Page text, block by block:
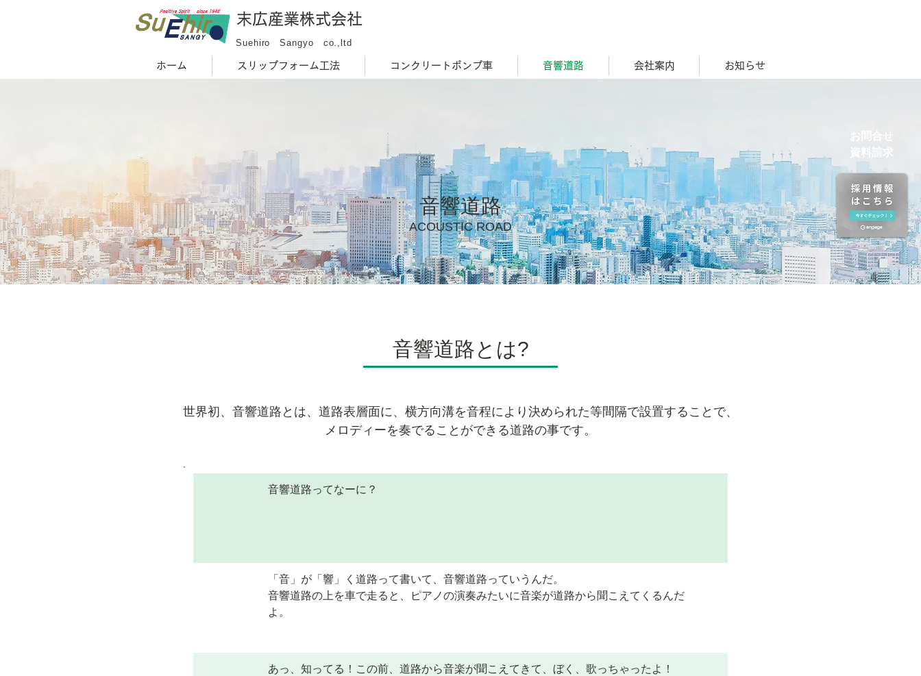
お問合せ
資料請求
末広産業株式会社
Suehiro Sangyo co.,ltd
ホーム スリップフォーム工法 コンクリートポンプ車 音響道路 会社案内 お知らせ
ACOUSTIC ROAD
音響道路
音響道路とは?
世界初、音響道路とは、道路表層面に、横方向溝を音程により決められた等間隔で設置することで、
メロディーを奏でることができる道路の事です。
音響道路ってなーに？
「音」が「響」く道路って書いて、音響道路っていうんだ。
音響道路の上を車で走ると、ピアノの演奏みたいに音楽が道路から聞こえてくるんだ
よ。
あっ、知ってる！この前、道路から音楽が聞こえてきて、ぼく、歌っちゃったよ！